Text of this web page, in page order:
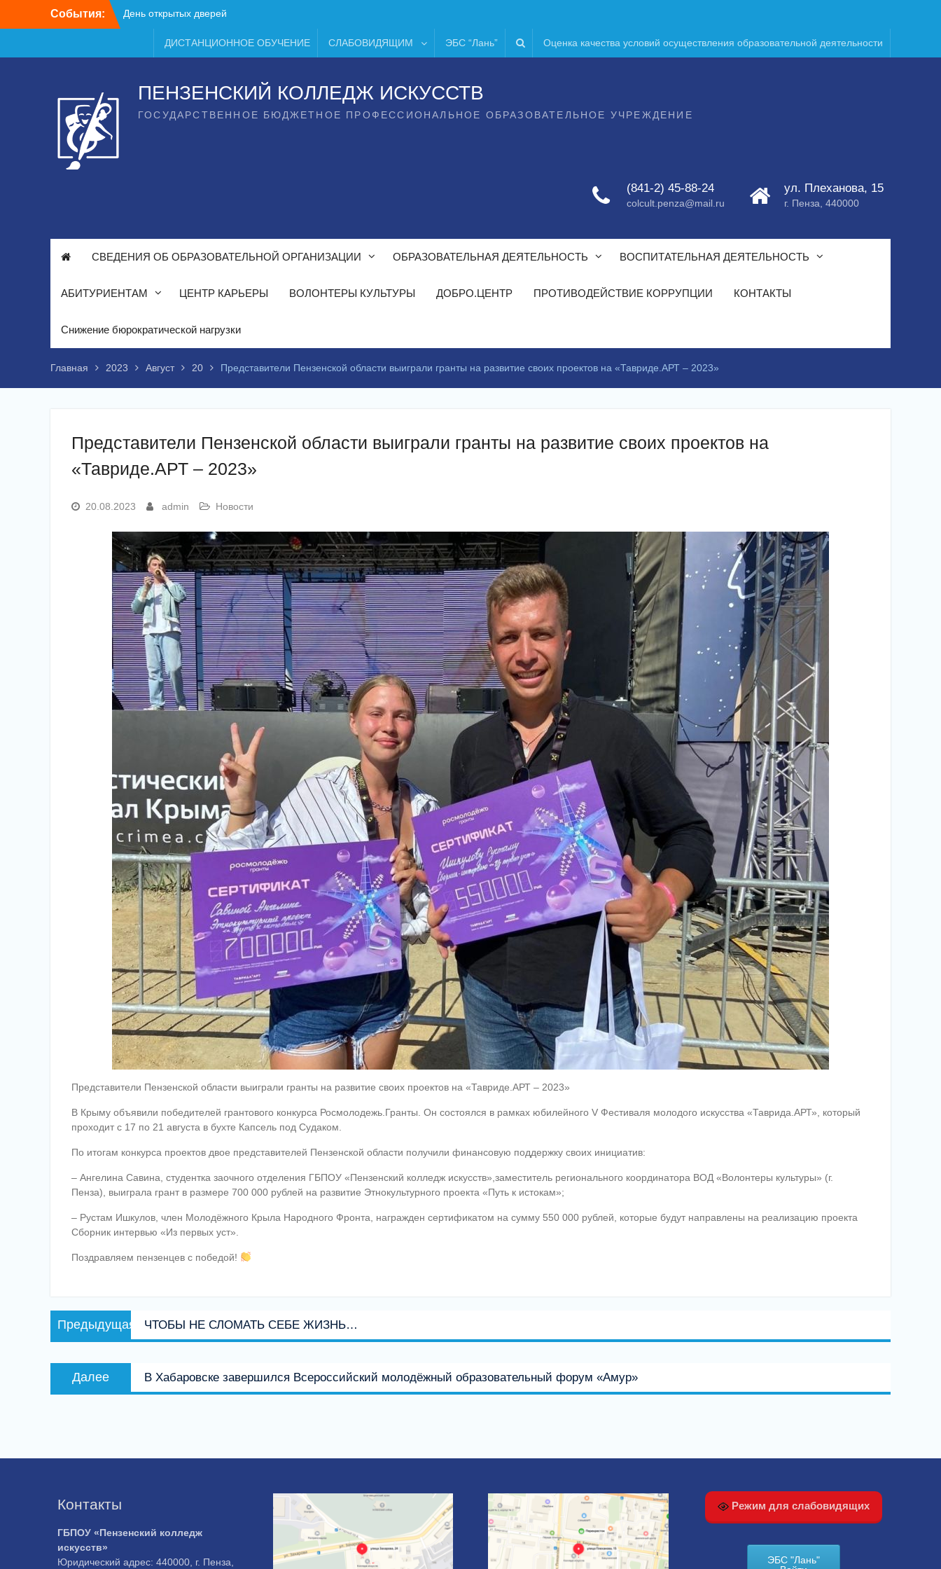
События: День открытых дверей
ДИСТАНЦИОННОЕ ОБУЧЕНИЕ СЛАБОВИДЯЩИМ ЭБС “Лань” Оценка качества условий осуществления образовательной деятельности
ПЕНЗЕНСКИЙ КОЛЛЕДЖ ИСКУССТВ
ГОСУДАРСТВЕННОЕ БЮДЖЕТНОЕ ПРОФЕССИОНАЛЬНОЕ ОБРАЗОВАТЕЛЬНОЕ УЧРЕЖДЕНИЕ
(841-2) 45-88-24
colcult.penza@mail.ru
ул. Плеханова, 15
г. Пенза, 440000
СВЕДЕНИЯ ОБ ОБРАЗОВАТЕЛЬНОЙ ОРГАНИЗАЦИИ ОБРАЗОВАТЕЛЬНАЯ ДЕЯТЕЛЬНОСТЬ ВОСПИТАТЕЛЬНАЯ ДЕЯТЕЛЬНОСТЬ
АБИТУРИЕНТАМ ЦЕНТР КАРЬЕРЫ ВОЛОНТЕРЫ КУЛЬТУРЫ ДОБРО.ЦЕНТР ПРОТИВОДЕЙСТВИЕ КОРРУПЦИИ КОНТАКТЫ
Снижение бюрократической нагрузки
Главная 2023 Август 20 Представители Пензенской области выиграли гранты на развитие своих проектов на «Тавриде.АРТ – 2023»
Представители Пензенской области выиграли гранты на развитие своих проектов на
«Тавриде.АРТ – 2023»
20.08.2023 admin Новости
Представители Пензенской области выиграли гранты на развитие своих проектов на «Тавриде.АРТ – 2023»
В Крыму объявили победителей грантового конкурса Росмолодежь.Гранты. Он состоялся в рамках юбилейного V Фестиваля молодого искусства «Таврида.АРТ», который
проходит с 17 по 21 августа в бухте Капсель под Судаком.
По итогам конкурса проектов двое представителей Пензенской области получили финансовую поддержку своих инициатив:
– Ангелина Савина, студентка заочного отделения ГБПОУ «Пензенский колледж искусств»,заместитель регионального координатора ВОД «Волонтеры культуры» (г.
Пенза), выиграла грант в размере 700 000 рублей на развитие Этнокультурного проекта «Путь к истокам»;
– Рустам Ишкулов, член Молодёжного Крыла Народного Фронта, награжден сертификатом на сумму 550 000 рублей, которые будут направлены на реализацию проекта
Сборник интервью «Из первых уст».
Поздравляем пензенцев с победой!
Навигация
по
Предыдущая
запись:
ЧТОБЫ НЕ СЛОМАТЬ СЕБЕ ЖИЗНЬ…
Далее
запись:
В Хабаровске завершился Всероссийский молодёжный образовательный форум «Амур»
Контакты
ГБПОУ «Пензенский колледж
искусств»
Юридический адрес: 440000, г. Пенза,
Режим для слабовидящих
ЭБС "Лань"